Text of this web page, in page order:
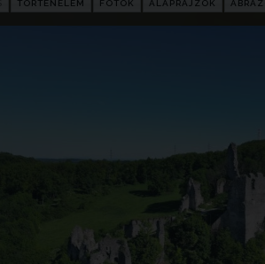
TÖRTÉNELEM FOTÓK ALAPRAJZOK